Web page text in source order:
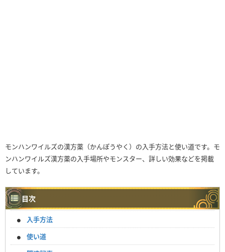
モンハンワイルズの漢方薬（かんぽうやく）の入手方法と使い道です。モ
ンハンワイルズ漢方薬の入手場所やモンスター、詳しい効果などを掲載
しています。
目次
入手方法
使い道